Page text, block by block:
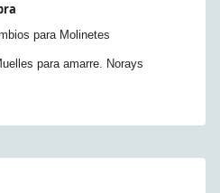
para Molinetes
para amarre. Norays